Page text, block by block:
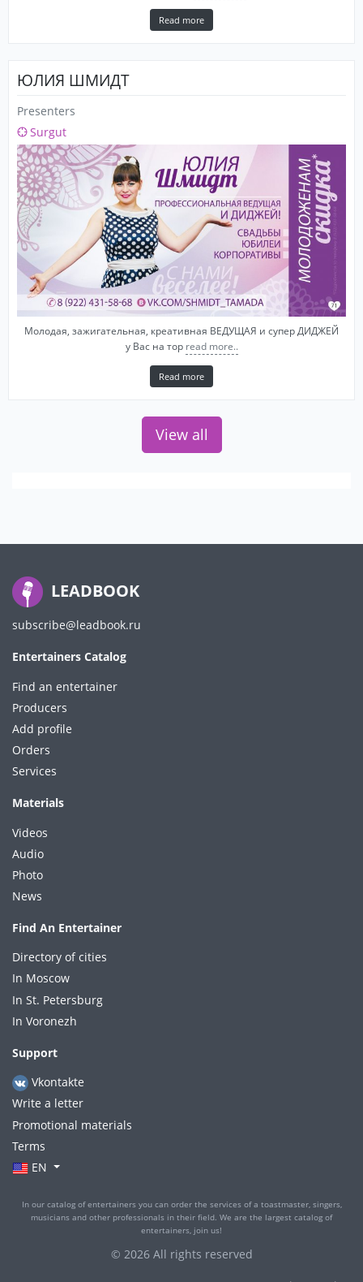
Read more
ЮЛИЯ ШМИДТ
Presenters
Surgut
Молодая, зажигательная, креативная ВЕДУЩАЯ и супер ДИДЖЕЙ
у Вас на тор read more..
Read more
View all
LEADBOOK
subscribe@leadbook.ru
Entertainers Catalog
Find an entertainer
Producers
Add profile
Orders
Services
Materials
Videos
Audio
Photo
News
Find An Entertainer
Directory of cities
In Moscow
In St. Petersburg
In Voronezh
Support
Vkontakte
Write a letter
Promotional materials
Terms
EN
In our catalog of entertainers you can order the services of a toastmaster, singers,
musicians and other professionals in their field. We are the largest catalog of
entertainers, join us!
© 2026 All rights reserved